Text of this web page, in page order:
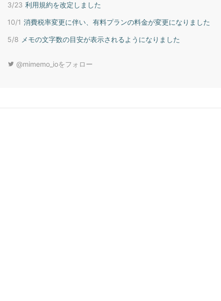
3/23 利用規約を改定しました
10/1 消費税率変更に伴い、有料プランの料金が変更になりました
5/8 メモの文字数の目安が表示されるようになりました
@mimemo_ioをフォロー